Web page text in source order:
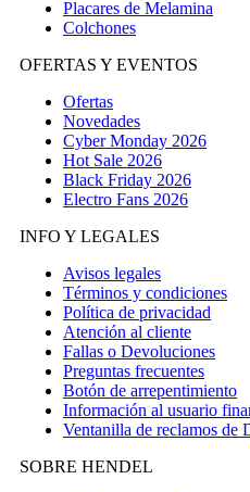
Placares de Melamina
Colchones
OFERTAS Y EVENTOS
Ofertas
Novedades
Cyber Monday 2026
Hot Sale 2026
Black Friday 2026
Electro Fans 2026
INFO Y LEGALES
Avisos legales
Términos y condiciones
Política de privacidad
Atención al cliente
Fallas o Devoluciones
Preguntas frecuentes
Botón de arrepentimiento
Información al usuario
Ventanilla de reclamos de
SOBRE HENDEL